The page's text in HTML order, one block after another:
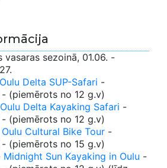
sezoinā, 01.06. -
Oulu Delta SUP-Safari -
(piemērots no 12 g.v)
Oulu Delta Kayaking Safari -
(piemērots no 12 g.v)
Oulu Cultural Bike Tour -
(piemērots no 15 g.v)
Midnight Sun Kayaking in Oulu -